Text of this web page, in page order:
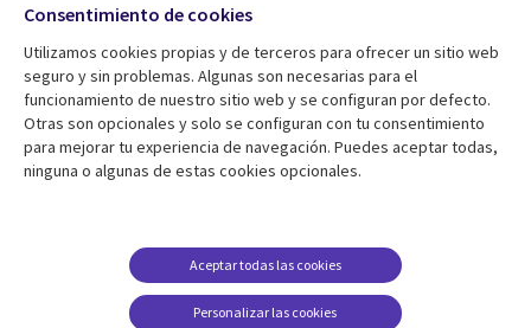
Centro de Recursos
Library
Links
Artículos
Blogs
Casos de éxito
Ayuda
Legal
SPAIN
Aviso Legal
Política de Privacidad
Gestión de cookies
Media
SPAIN
Consentimiento de cookies
Utilizamos cookies propias y de terceros para ofrecer un sitio web
seguro y sin problemas. Algunas son necesarias para el
funcionamiento de nuestro sitio web y se configuran por defecto.
Otras son opcionales y solo se configuran con tu consentimiento
para mejorar tu experiencia de navegación. Puedes aceptar todas,
ninguna o algunas de estas cookies opcionales.
Personalizar las cookies
Aceptar todas las cookies